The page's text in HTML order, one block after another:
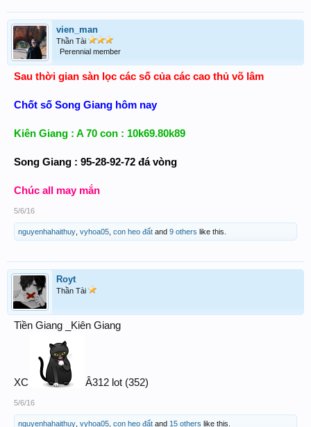
vien_man
Thần Tài
Perennial member
Sau thời gian sàn lọc các số của các cao thủ võ lâm
Chốt số Song Giang hôm nay
Kiên Giang : A 70 con : 10k69.80k89
Song Giang : 95-28-92-72 đá vòng
Chúc all may mắn
5/6/16
nguyenhahaithuy vyhoa05 con heo đất and 9 others like this.
Royt
Thần Tài
Tiền Giang _Kiên Giang
XC Â312 lot (352)
5/6/16
nguyenhahaithuy vyhoa05 con heo đất and 15 others like this.